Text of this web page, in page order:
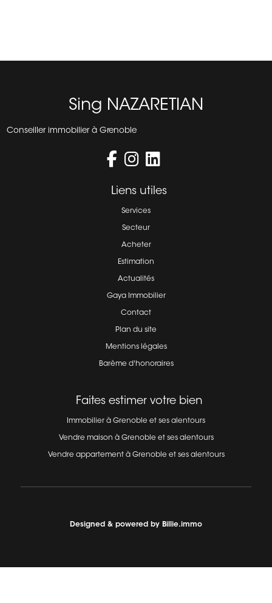
Sing NAZARETIAN
Conseiller immobilier à Grenoble
Liens utiles
Services
Secteur
Acheter
Estimation
Actualités
Gaya Immobilier
Contact
Plan du site
Mentions légales
Barème d'honoraires
Faites estimer votre bien
Immobilier à Grenoble et ses alentours
Vendre maison à Grenoble et ses alentours
Vendre appartement à Grenoble et ses alentours
Designed & powered by Billie.immo